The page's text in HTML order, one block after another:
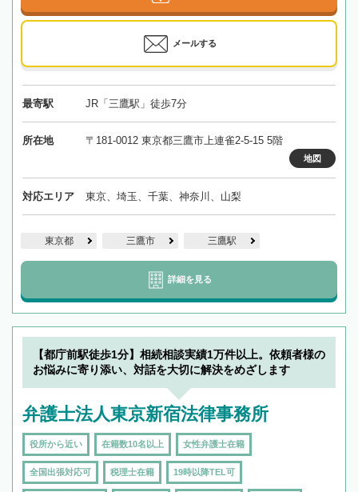
メールする
最寄駅 JR「三鷹駅」徒歩7分
所在地 〒181-0012 東京都三鷹市上連雀2-5-15 5階
地図
対応エリア 東京、埼玉、千葉、神奈川、山梨
東京都 三鷹市 三鷹駅
詳細を見る
【都庁前駅徒歩1分】相続相談実績1万件以上。依頼者様の
お悩みに寄り添い、対話を大切に解決をめざします
弁護士法人東京新宿法律事務所
役所から近い 在籍数10名以上 女性弁護士在籍
全国出張対応可 税理士在籍 19時以降TEL可